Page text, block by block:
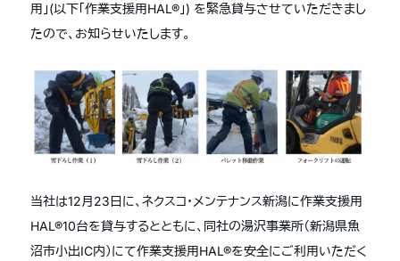
用」(以下「作業支援用HAL®」) を緊急貸与させていただきまし
たので、お知らせいたします。
当社は12月23日に、ネクスコ・メンテナンス新潟に作業支援用
HAL®10台を貸与するとともに、同社の湯沢事業所（新潟県魚
沼市小出IC内）にて作業支援用HAL®を安全にご利用いただく